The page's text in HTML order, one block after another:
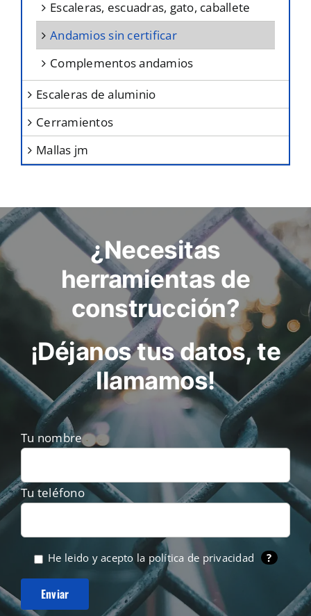
escaleras, escuadras, gato, caballete
andamios sin certificar
complementos andamios
escaleras de aluminio
cerramientos
mallas jm
¿Necesitas
herramientas de
construcción?
¡Déjanos tus datos, te
llamamos!
Tu nombre
Tu teléfono
He leido y acepto la política de privacidad ?